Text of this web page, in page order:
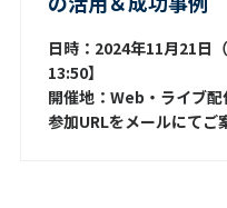
日時：2024年11月21日
13:50】
開催地：Web・ライブ
参加URLをメールにてご